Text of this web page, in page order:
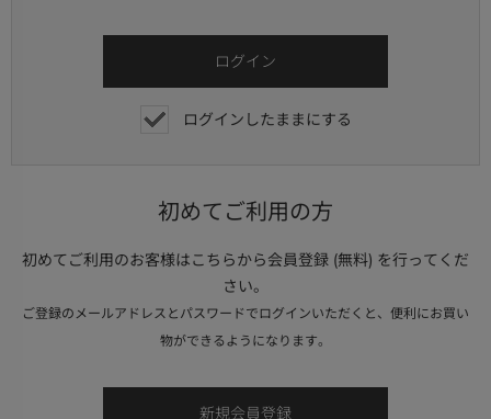
ログインしたままにする
初めてご利用の方
初めてご利用のお客様はこちらから会員登録 (無料) を行ってくだ
さい。
ご登録のメールアドレスとパスワードでログインいただくと、便利にお買い
物ができるようになります。